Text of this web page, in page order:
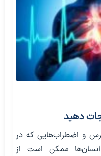
دهید
و اضطراب‌هایی که در
ممکن است از